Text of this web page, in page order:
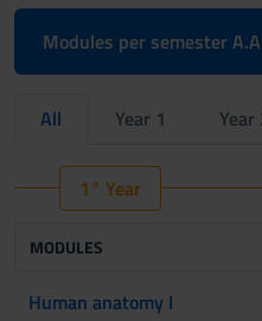
Modules per semester
All Year 1 Year
1° Year
MODULES
Human anatomy I